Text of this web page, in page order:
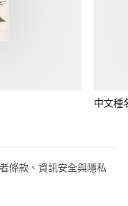
中文種
條款、資訊安全與隱私